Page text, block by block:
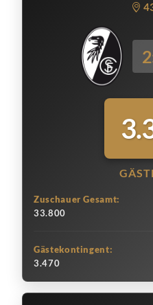
Zuschauer Gesamt:
33.800
Gästekontingent:
3.470